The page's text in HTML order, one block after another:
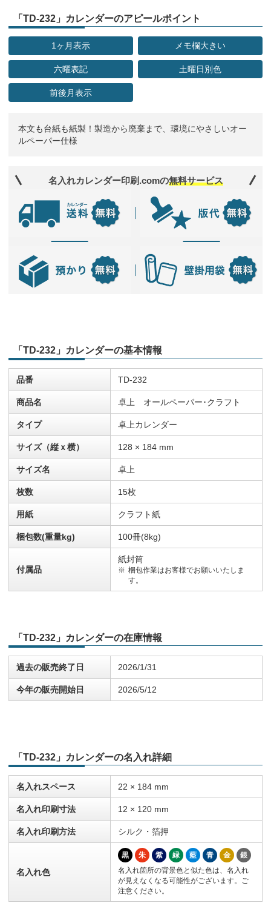
「TD-232」カレンダーのアピールポイント
1ヶ月表示 メモ欄大きい
六曜表記 土曜日別色
前後月表示
本文も台紙も紙製！製造から廃棄まで、環境にやさしいオー
ルペーパー仕様
名入れカレンダー印刷.comの無料サービス
「TD-232」カレンダーの基本情報
品番 TD-232
商品名 卓上 オールペーパー･クラフト
タイプ 卓上カレンダー
サイズ（縦ｘ横） 128 × 184 mm
サイズ名 卓上
枚数 15枚
用紙 クラフト紙
梱包数(重量kg) 100冊(8kg)
付属品
紙封筒
梱包作業はお客様でお願いいたしま
す。
「TD-232」カレンダーの在庫情報
過去の販売終了日 2026/1/31
今年の販売開始日 2026/5/12
「TD-232」カレンダーの名入れ詳細
名入れスペース 22 × 184 mm
名入れ印刷寸法 12 × 120 mm
名入れ印刷方法 シルク・箔押
名入れ色
黒 朱 紫 緑 藍 青 金
銀
名入れ箇所の背景色と似た色は、名入れ
が見えなくなる可能性がございます。ご
注意ください。